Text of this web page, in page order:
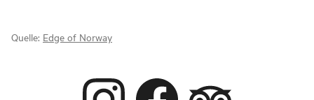
Quelle: Edge of Norway